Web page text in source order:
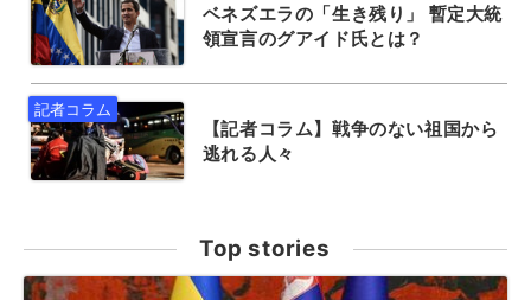
ベネズエラの「生き残り」 暫定大統
領宣言のグアイド氏とは？
【記者コラム】戦争のない祖国から
逃れる人々
Top stories